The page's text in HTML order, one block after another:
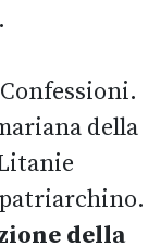
della
della